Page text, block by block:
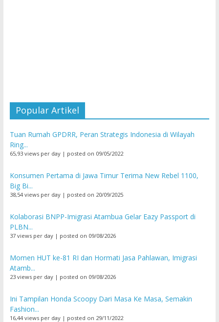
Popular Artikel
Tuan Rumah GPDRR, Peran Strategis Indonesia di Wilayah
Ring...
65,93 views per day| posted on 09/05/2022
Konsumen Pertama di Jawa Timur Terima New Rebel 1100,
Big Bi...
38,54 views per day| posted on 20/09/2025
Kolaborasi BNPP-Imigrasi Atambua Gelar Eazy Passport di
PLBN...
37 views per day| posted on 09/08/2026
Momen HUT ke-81 RI dan Hormati Jasa Pahlawan, Imigrasi
Atamb...
23 views per day| posted on 09/08/2026
Ini Tampilan Honda Scoopy Dari Masa Ke Masa, Semakin
Fashion...
16,44 views per day| posted on 29/11/2022